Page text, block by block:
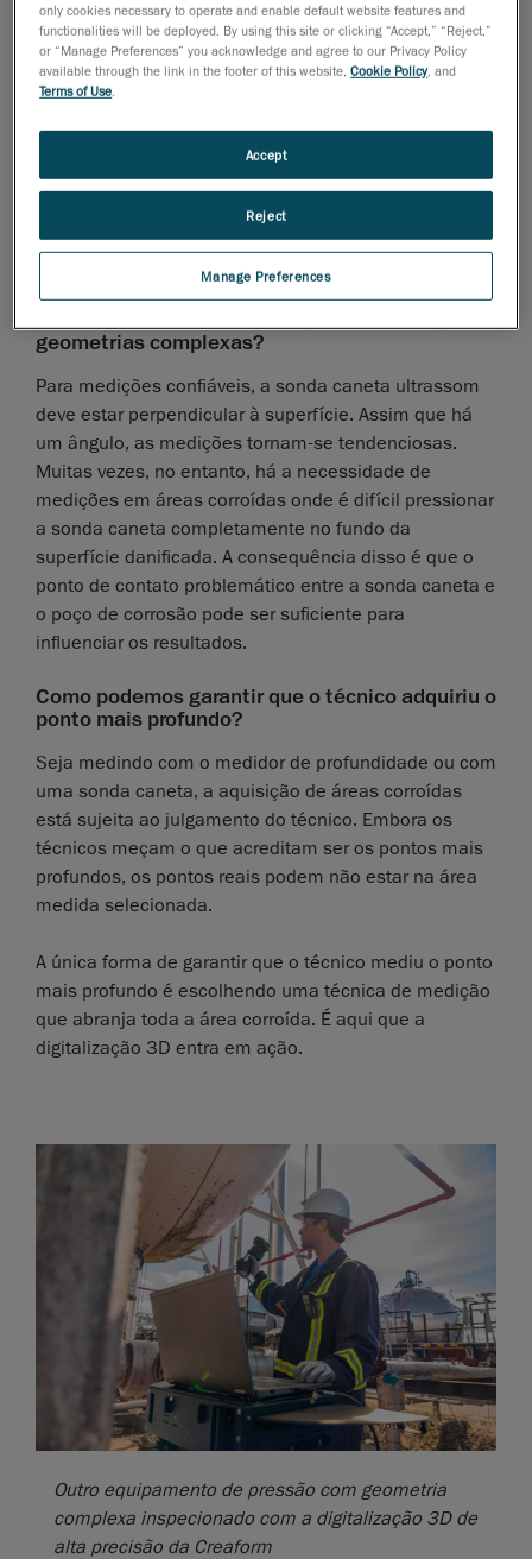
profundidade não é adequado para geometrias curvas
complexas, porque só é capaz de se relacionar a um
único ponto de contato. Consequentemente, o ponto
de contato torna-se subjetivo para o técnico individual,
o que significa que os resultados variam de pessoa
para pessoa. Dependendo do ponto de contato
escolhido, as medições subsequentes podem ser
tendenciosas. Portanto, confiar nesta ferramenta para
medir superfícies curvas complexas é arriscado.
Por que a aquisição feita com uma sonda
geometrias complexas?
Para medições confiáveis, a sonda caneta ultrassom
deve estar perpendicular à superfície. Assim que há
um ângulo, as medições tornam-se tendenciosas.
Muitas vezes, no entanto, há a necessidade de
medições em áreas corroídas onde é difícil pressionar
a sonda caneta completamente no fundo da
superfície danificada. A consequência disso é que o
ponto de contato problemático entre a sonda caneta e
o poço de corrosão pode ser suficiente para
influenciar os resultados.
Como podemos garantir que o técnico adquiriu o
ponto mais profundo?
Seja medindo com o medidor de profundidade ou com
uma sonda caneta, a aquisição de áreas corroídas
está sujeita ao julgamento do técnico. Embora os
técnicos meçam o que acreditam ser os pontos mais
profundos, os pontos reais podem não estar na área
medida selecionada.
A única forma de garantir que o técnico mediu o ponto
mais profundo é escolhendo uma técnica de medição
que abranja toda a área corroída. É aqui que a
digitalização 3D entra em ação.
Outro equipamento de pressão com geometria
complexa inspecionado com a digitalização 3D de
alta precisão da Creaform
only cookies necessary to operate and enable default website features and
functionalities will be deployed. By using this site or clicking “Accept,” “Reject,”
or “Manage Preferences” you acknowledge and agree to our Privacy Policy
available through the link in the footer of this website,Cookie Policy, and
Terms of Use
Manage Preferences
Reject
Accept